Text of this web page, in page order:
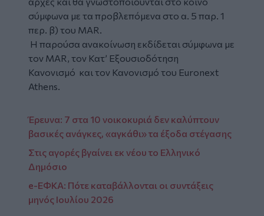
σύμφωνα με τα προβλεπόμενα στο α. 5 παρ. 1
περ. β) του MAR.
Η παρούσα ανακοίνωση εκδίδεται σύμφωνα με
τον MAR, τον Κατ’ Εξουσιοδότηση
Κανονισμό και τον Κανονισμό του Euronext
Athens.
Έρευνα: 7 στα 10 νοικοκυριά δεν καλύπτουν
βασικές ανάγκες, «αγκάθι» τα έξοδα στέγασης
Στις αγορές βγαίνει εκ νέου το Ελληνικό
Δημόσιο
e-ΕΦΚΑ: Πότε καταβάλλονται οι συντάξεις
μηνός Ιουλίου 2026